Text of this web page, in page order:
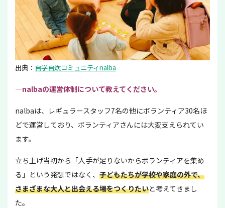
出典： 自学自炊コミュニティnalba
―nalbaの運営体制について教えてください。
nalbaは、レギュラースタッフ7名の他にボランティア30名ほ
どで運営しており、ボランティアさんには大変支えられてい
ます。
立ち上げ当初から「人手が足りないからボランティアを集め
る」という発想ではなく、 子どもたちが学校や家庭の外で、
さまざまな大人と出会える場をつくりたいと考えてきまし
た。